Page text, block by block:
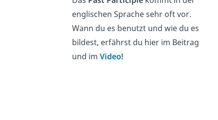
englischen Sprache sehr oft vor.
Wann du es benutzt und wie du es
bildest, erfährst du hier im Beitrag
und im Video!